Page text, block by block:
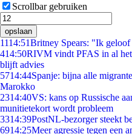
Scrollbar gebruiken
opslaan
1114:51Britney Spears: "Ik geloof
414:50RIVM vindt PFAS in al het
blijft advies
5714:44Spanje: bijna alle
Marokko
2314:40VS: kans op Russische
munitietekort wordt probleem
3314:39PostNL-bezorger steekt
6914:25Meer agressie tegen een